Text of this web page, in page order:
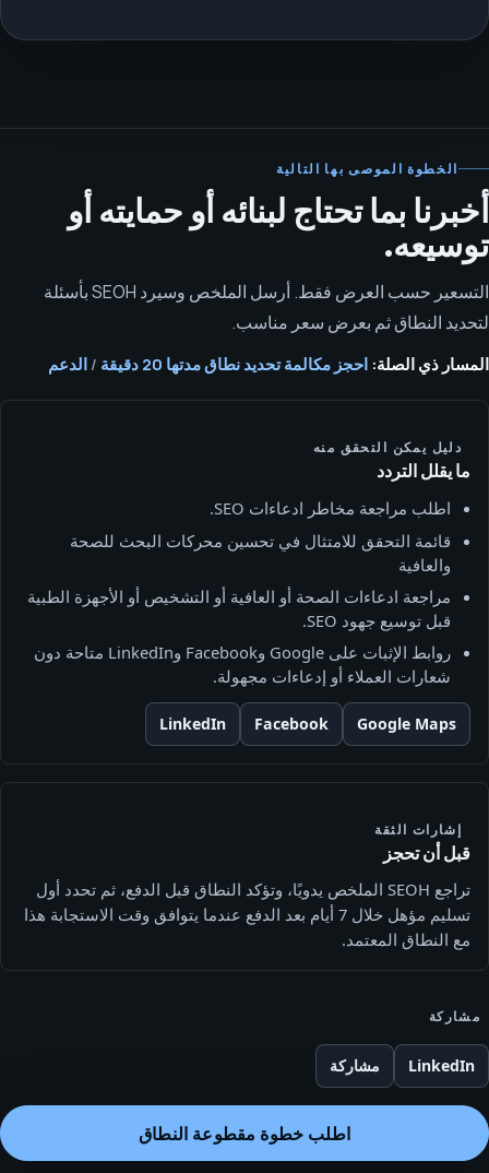
الخطوة الموصى بها التالية
أخبرنا بما تحتاج لبنائه أو حمايته أو
توسيعه.
التسعير حسب العرض فقط. أرسل الملخص وسيرد SEOH بأسئلة
لتحديد النطاق ثم بعرض سعر مناسب.
المسار ذي الصلة: احجز مكالمة تحديد نطاق مدتها 20 دقيقة / الدعم
دليل يمكن التحقق منه
ما يقلل التردد
اطلب مراجعة مخاطر ادعاءات SEO.
قائمة التحقق للامتثال في تحسين محركات البحث للصحة
والعافية
مراجعة ادعاءات الصحة أو العافية أو التشخيص أو الأجهزة الطبية
قبل توسيع جهود SEO.
روابط الإثبات على Google وFacebook وLinkedIn متاحة دون
شعارات العملاء أو إدعاءات مجهولة.
Google Maps
Facebook
LinkedIn
إشارات الثقة
قبل أن تحجز
تراجع SEOH الملخص يدويًا، وتؤكد النطاق قبل الدفع، ثم تحدد أول
تسليم مؤهل خلال 7 أيام بعد الدفع عندما يتوافق وقت الاستجابة هذا
مع النطاق المعتمد.
مشاركة
LinkedIn مشاركة
اطلب خطوة مقطوعة النطاق